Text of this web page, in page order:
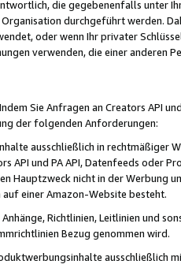
die gegebenenfalls unter
durchgeführt werden.
oder wenn Ihr privater
verwenden, die einer anderen
Sie Anfragen an Creators API
der folgenden Anforderungen:
ausschließlich in rechtmäßiger
API und PA API, Datenfeeds oder
Hauptzweck nicht in der Werbung
einer Amazon-Website besteht.
Anhänge, Richtlinien, Leitlinien und
Bezug genommen wird.
ausschließlich